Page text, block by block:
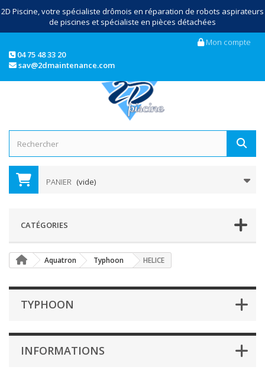
2D Piscine, votre spécialiste drômois en réparation de robots aspirateurs
de piscines et spécialiste en pièces détachées
Mon compte
04 75 48 33 20
sav@2dmaintenance.com
PANIER (vide)
CATÉGORIES
Aquatron Typhoon HELICE
TYPHOON
INFORMATIONS